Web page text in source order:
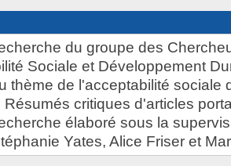
du groupe des
Sociale et Développement
thème de l'acceptabilité sociale
critiques d'articles
élaboré sous la
Yates, Alice Friser et